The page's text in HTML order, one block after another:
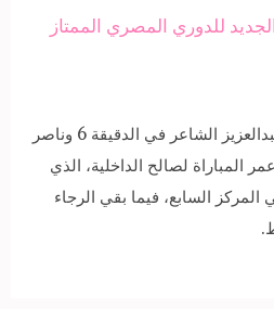
للدوري المصري الممتاز
أحرز هدفي اللقاء كل من عبدالعزيز الشاعر في الدقيقة 6 وناصر
الدقيقة 90 من عمر المباراة لصالح الداخلية، الذي
إلى 7 نقاط في المركز السابع، فيما بقي الرجاء